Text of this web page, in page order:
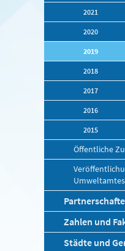
2021
2020
2019
2018
2017
2016
2015
Öffentliche
Umweltamtes
Zahlen und
Städte und